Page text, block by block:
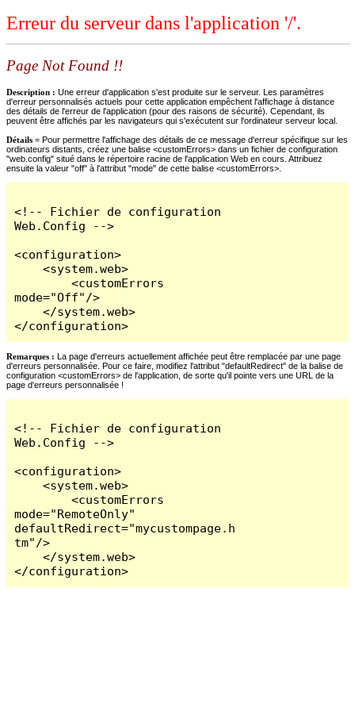
Erreur du serveur dans l'application '/'.
Page Not Found !!
Description : Une erreur d'application s'est produite sur le serveur. Les paramètres
d'erreur personnalisés actuels pour cette application empêchent l'affichage à distance
des détails de l'erreur de l'application (pour des raisons de sécurité). Cependant, ils
peuvent être affichés par les navigateurs qui s'exécutent sur l'ordinateur serveur local.
Détails = Pour permettre l'affichage des détails de ce message d'erreur spécifique sur les
ordinateurs distants, créez une balise <customErrors> dans un fichier de configuration
"web.config" situé dans le répertoire racine de l'application Web en cours. Attribuez
ensuite la valeur "off" à l'attribut "mode" de cette balise <customErrors>.
<!-- Fichier de configuration
Web.Config -->
<configuration>
    <system.web>
        <customErrors
mode="Off"/>
    </system.web>
</configuration>
Remarques : La page d'erreurs actuellement affichée peut être remplacée par une page
d'erreurs personnalisée. Pour ce faire, modifiez l'attribut "defaultRedirect" de la balise de
configuration <customErrors> de l'application, de sorte qu'il pointe vers une URL de la
page d'erreurs personnalisée !
<!-- Fichier de configuration
Web.Config -->
<configuration>
    <system.web>
        <customErrors
mode="RemoteOnly"
defaultRedirect="mycustompage.h
tm"/>
    </system.web>
</configuration>